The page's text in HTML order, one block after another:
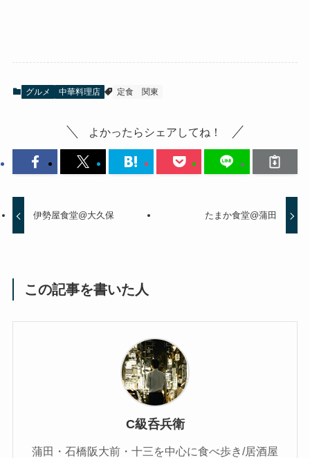
グルメ 中華料理店 定食 関東
よかったらシェアしてね！
伊勢屋食堂@大久保 たまか食堂@蒲田
この記事を書いた人
C級呑兵衛
蒲田・石橋阪大前・十三を中心に食べ歩き/居酒屋